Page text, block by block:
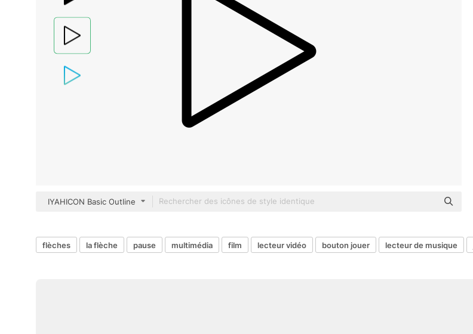
IYAHICON Basic Outline
flèches la flèche pause multimédia film lecteur vidéo bouton jouer lecteur de musique